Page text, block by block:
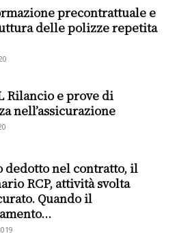
precontrattuale e
delle polizze repetita
Rilancio e prove di
nell’assicurazione
dedotto nel contratto, il
RCP, attività svolta
Quando il